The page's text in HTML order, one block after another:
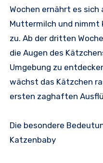
Wochen ernährt es sich
Muttermilch und nimmt
zu. Ab der dritten
die Augen des
Umgebung zu
wächst das Kätzchen
ersten zaghaften
Die besondere
Katzenbaby